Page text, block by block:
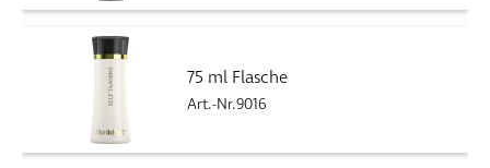
75 ml Flasche
Art.-Nr.9016